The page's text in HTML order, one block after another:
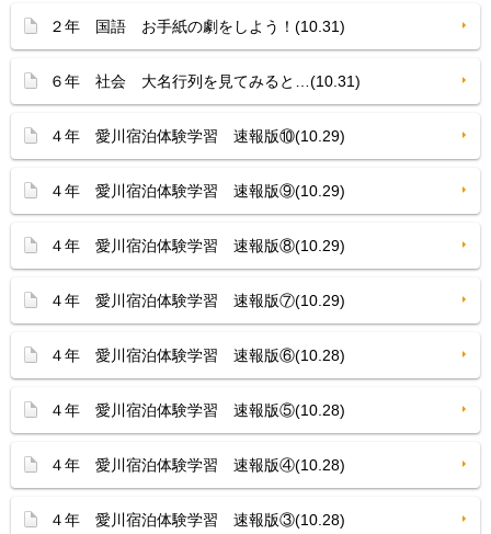
２年 国語 お手紙の劇をしよう！(10.31)
６年 社会 大名行列を見てみると…(10.31)
４年 愛川宿泊体験学習 速報版⑩(10.29)
４年 愛川宿泊体験学習 速報版⑨(10.29)
４年 愛川宿泊体験学習 速報版⑧(10.29)
４年 愛川宿泊体験学習 速報版⑦(10.29)
４年 愛川宿泊体験学習 速報版⑥(10.28)
４年 愛川宿泊体験学習 速報版⑤(10.28)
４年 愛川宿泊体験学習 速報版④(10.28)
４年 愛川宿泊体験学習 速報版③(10.28)